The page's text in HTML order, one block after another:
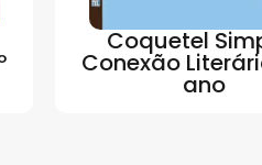
Coquetel
Conexão
ano